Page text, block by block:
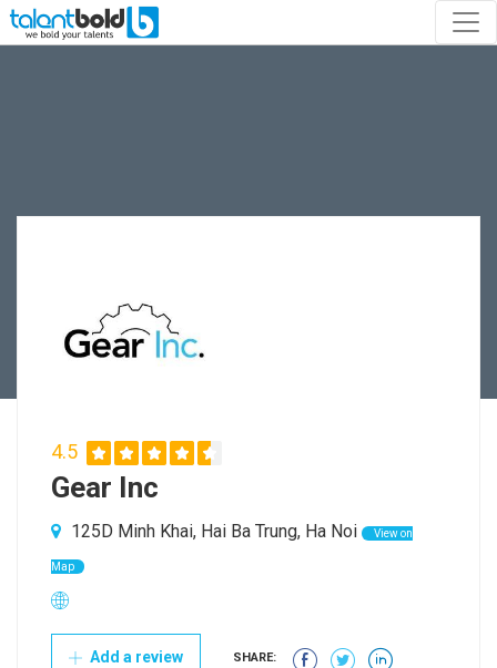
4.5
Gear Inc
125D Minh Khai, Hai Ba Trung, Ha Noi View on
Map
Add a review SHARE: